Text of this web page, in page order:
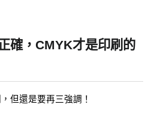
確，CMYK才是印刷的
但還是要再三強調！